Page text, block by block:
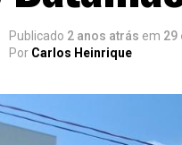
Publicado 2 anos atrás em 29
Por Carlos Heinrique